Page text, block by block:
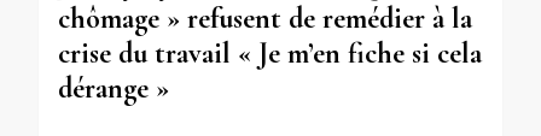
chômage » refusent de remédier à la
crise du travail « Je m’en fiche si cela
dérange »